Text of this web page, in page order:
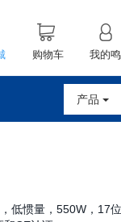
购物车 我的
产品
低惯量，550W，17